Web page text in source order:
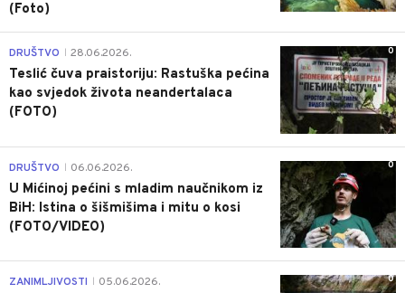
(Foto)
0
DRUŠTVO 28.06.2026.
Teslić čuva praistoriju: Rastuška pećina
kao svjedok života neandertalaca
(FOTO)
0
DRUŠTVO 06.06.2026.
U Mićinoj pećini s mladim naučnikom iz
BiH: Istina o šišmišima i mitu o kosi
(FOTO/VIDEO)
0
ZANIMLJIVOSTI 05.06.2026.